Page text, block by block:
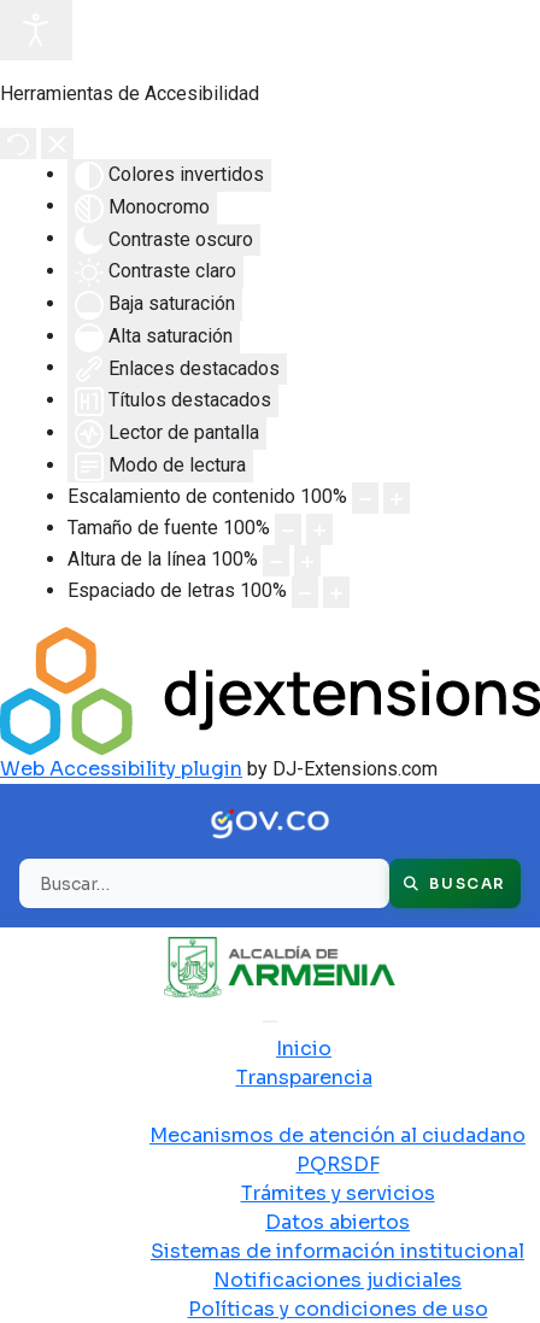
Herramientas de Accesibilidad
Colores invertidos
Monocromo
Contraste oscuro
Contraste claro
Baja saturación
Alta saturación
Enlaces destacados
Títulos destacados
Lector de pantalla
Modo de lectura
Escalamiento de contenido 100%
Tamaño de fuente 100%
Altura de la línea 100%
Espaciado de letras 100%
Web Accessibility plugin by DJ-Extensions.com
Buscar BUSCAR
Inicio
Transparencia
Mecanismos de atención al ciudadano
PQRSDF
Trámites y servicios
Datos abiertos
Sistemas de información institucional
Notificaciones judiciales
Políticas y condiciones de uso